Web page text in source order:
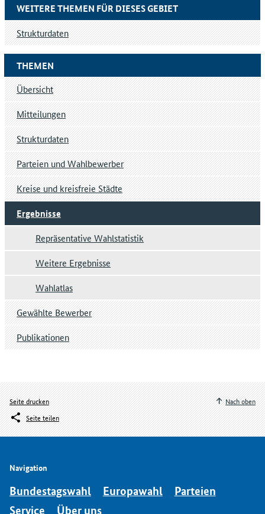
THEMEN
Übersicht
Mitteilungen
Strukturdaten
Parteien und Wahlbewerber
Kreise und kreisfreie Städte
Ergebnisse
Repräsentative Wahlstatistik
Weitere Ergebnisse
Wahlatlas
Gewählte Bewerber
Publikationen
WEITERE THEMEN FÜR DIESES GEBIET
Strukturdaten
Seite drucken
Seite teilen
Nach oben
Navigation
Bundestagswahl Europawahl
Parteien
Service
Über uns